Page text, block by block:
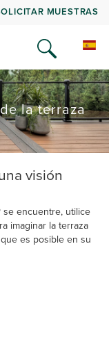
MUESTRAS
la terraza
visión
encuentre, utilice
imaginar la terraza
es posible en su